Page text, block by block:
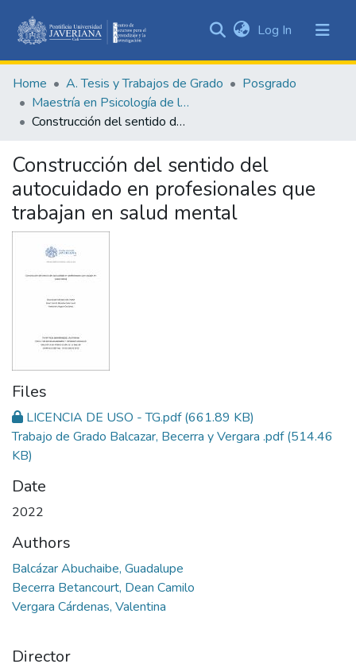
&
Collections
Statistics
Log In (current)
Home A. Tesis y Trabajos de Grado
Posgrado
Maestría en Psicología de la Salud
Construcción del sentido del autocuidado en profesionales que trabajan en salud mental
Construcción del sentido del
autocuidado en profesionales que
trabajan en salud mental
Files
LICENCIA DE USO - TG.pdf(661.89 KB)
Trabajo de Grado Balcazar, Becerra y Vergara .pdf(514.46
KB)
Date
2022
Authors
Balcázar Abuchaibe, Guadalupe
Becerra Betancourt, Dean Camilo
Vergara Cárdenas, Valentina
Director